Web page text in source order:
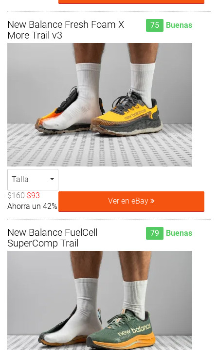
New Balance Fresh Foam X
More Trail v3
75 Buenas
Talla
$160 $93
Ahorra un 42%
Ver en eBay
New Balance FuelCell
SuperComp Trail
79 Buenas